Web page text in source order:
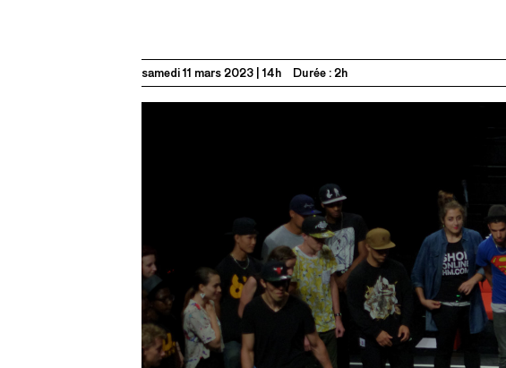
samedi 11 mars 2023 14h Durée : 2h